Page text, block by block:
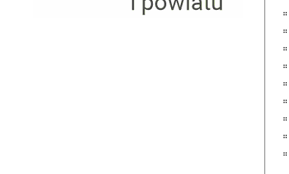
Serwis RTV, AGD, elektronika i inne